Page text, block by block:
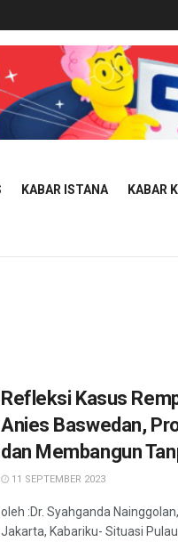
KABAR ISTANA KABAR
Refleksi Kasus
Anies Baswedan,
dan Membangun
11 SEPTEMBER 2023
oleh :Dr. Syahganda
Jakarta, Kabariku- Situasi